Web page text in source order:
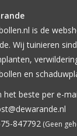
is de
Wij tuinieren
en
het beste per e-
847792(Geen